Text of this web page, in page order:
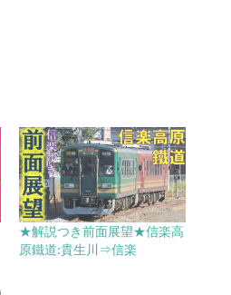
★解説つき前面展望★信楽高
原鐵道:貴生川⇒信楽